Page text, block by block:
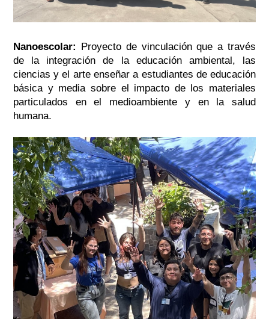
Nanoescolar: Proyecto de vinculación que a través
de la integración de la educación ambiental, las
ciencias y el arte enseñar a estudiantes de educación
básica y media sobre el impacto de los materiales
particulados en el medioambiente y en la salud
humana.